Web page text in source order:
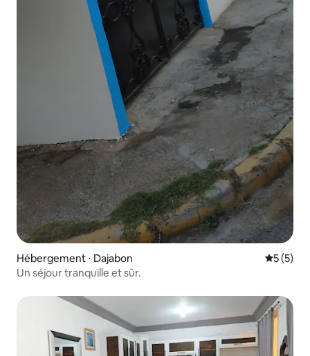
Hébergement ⋅ Dajabon
5 (5)
Un séjour tranquille et sûr.